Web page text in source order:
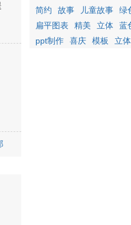
简约
故事 儿童故事 绿
扁平图表
精美 立体 蓝
ppt制作
喜庆 模板 立